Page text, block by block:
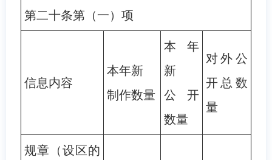
第二十条第（一）项
信息内容
本年新
制作数量
本年
新
公开
数量
对外公
开总数
量
规章（设区的